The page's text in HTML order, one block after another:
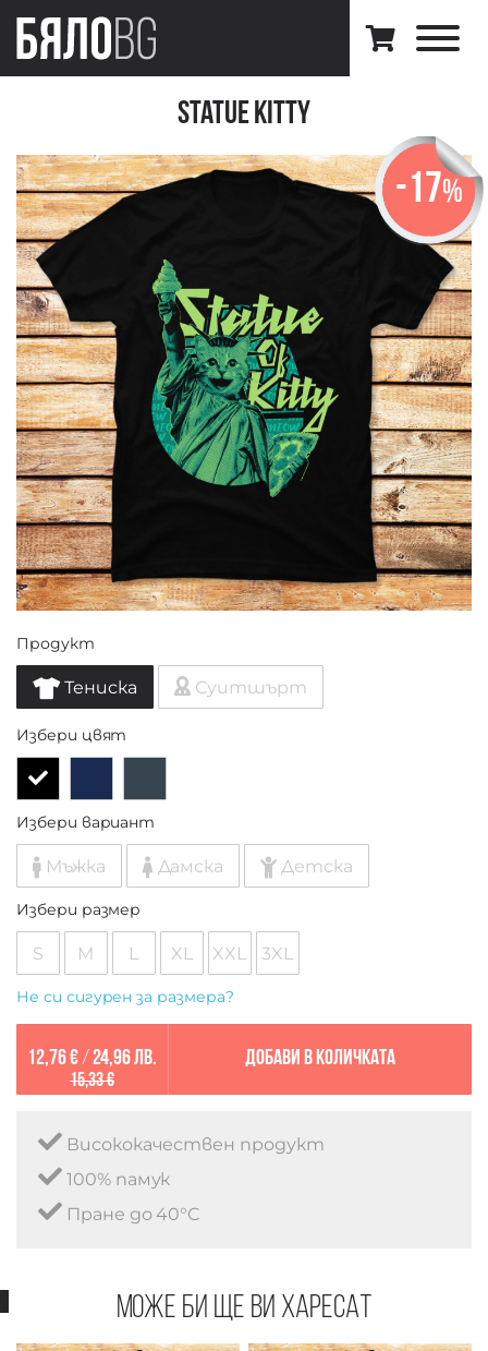
Statue Kitty
-17%
Продукт
Тениска Суитшърт
Избери цвят
Избери вариант
Мъжка Дамска Детска
Избери размер
S M L XL XXL 3XL
Не си сигурен за размера?
12,76 €/ 24,96 лв.
15,33 €
Добави в количката
Висококачествен продукт
100% памук
Пране до 40°C
Може би ще ви харесат